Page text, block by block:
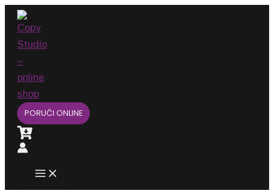
Pređi
sadržaj
PORUČI ONLINE
Main